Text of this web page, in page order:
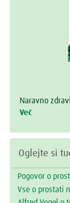
Naravno
Več
Oglejte si
Pogovor o
Vse o prostati